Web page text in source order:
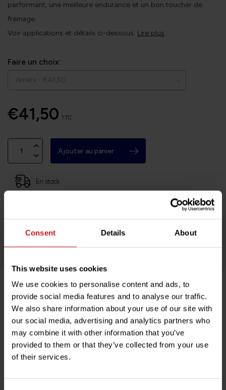
Consent Details About
This website uses cookies
We use cookies to personalise content and ads, to
provide social media features and to analyse our traffic.
We also share information about your use of our site with
our social media, advertising and analytics partners who
may combine it with other information that you’ve
provided to them or that they’ve collected from your use
of their services.
performant, une meilleure endurance et un bon toucher de
freinage.
Voir applications et détails ci-dessous. Lire plus.
Faire un choix:
€41,50 TTC
Ajouter au panier
En stock
Description du produit
Spécifications